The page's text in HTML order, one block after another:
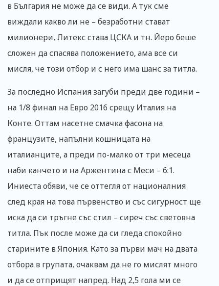
в България не може да се види. А тук сме
виждали какво ли не – безработни стават
милионери, Литекс става ЦСКА и тн. Йеро беше
сложен да спасява положението, ама все си
мисля, че този отбор и с него има шанс за титла.
За последно Испания загуби преди две години –
на 1/8 финал на Евро 2016 срещу Италия на
Конте. Оттам насетне смачка фасона на
французите, напълни кошницата на
италианците, а преди по-малко от три месеца
наби канчето и на Аржентина с Меси – 6:1.
Иниеста обяви, че се оттегля от националния
след края на това първенство и със сигурност ще
иска да си тръгне със стил – сиреч със световна
титла. Пък после може да си гледа спокойно
старините в Япония. Като за първи мач на двата
отбора в групата, очаквам да не го мислят много
и да се отприщят напред. Над 2,5 гола ми се